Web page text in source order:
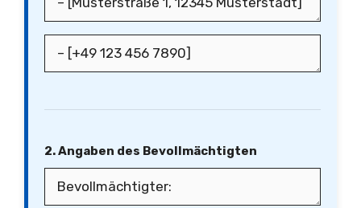
2. Angaben des Bevollmächtigten